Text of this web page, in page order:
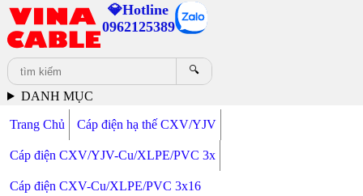
💎Hotline
0962125389
🔍
DANH MỤC
Trang Chủ Cáp điện hạ thế CXV/YJV
Cáp điện CXV/YJV-Cu/XLPE/PVC 3x
Cáp điện CXV-Cu/XLPE/PVC 3x16